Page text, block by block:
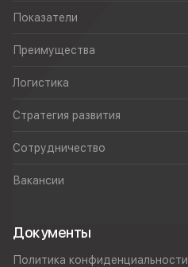
Показатели
Преимущества
Логистика
Стратегия развития
Сотрудничество
Вакансии
Документы
Политика конфиденциальности